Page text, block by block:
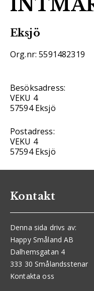
Eksjö
Org.nr: 5591482319
Besöksadress:
VEKU 4
57594 Eksjö
Postadress:
VEKU 4
57594 Eksjö
Kontakt
Denna sida drivs av:
Happy Småland AB
Dalhemsgatan 4
333 30 Smålandsstenar
Kontakta oss